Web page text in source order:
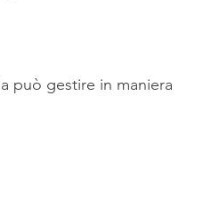
può gestire in maniera